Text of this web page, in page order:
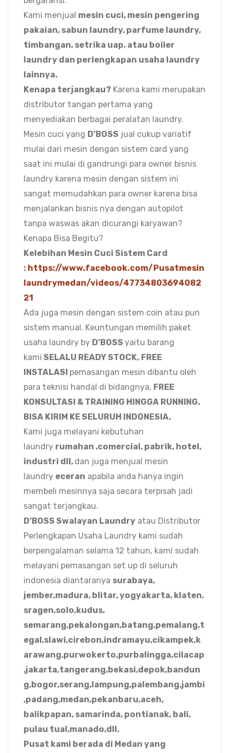
Kami menjual mesin cuci, mesin pengering
pakaian, sabun laundry, parfume laundry,
timbangan, setrika uap, atau boiler
laundry dan perlengkapan usaha laundry
lainnya.
Kenapa terjangkau? Karena kami merupakan
distributor tangan pertama yang
menyediakan berbagai peralatan laundry.
Mesin cuci yang D’BOSS jual cukup variatif
mulai dari mesin dengan sistem card yang
saat ini mulai di gandrungi para owner bisnis
laundry karena mesin dengan sistem ini
sangat memudahkan para owner karena bisa
menjalankan bisnis nya dengan autopilot
tanpa waswas akan dicurangi karyawan?
Kenapa Bisa Begitu?
Kelebihan Mesin Cuci Sistem Card
: https://www.facebook.com/Pusatmesin
laundrymedan/videos/47734803694082
21
Ada juga mesin dengan sistem coin atau pun
sistem manual. Keuntungan memilih paket
usaha laundry by D’BOSS yaitu barang
kami SELALU READY STOCK, FREE
INSTALASI pemasangan mesin dibantu oleh
para teknisi handal di bidangnya, FREE
KONSULTASI & TRAINING HINGGA RUNNING.
BISA KIRIM KE SELURUH INDONESIA.
Kami juga melayani kebutuhan
laundry rumahan ,comercial, pabrik, hotel,
industri dll, dan juga menjual mesin
laundry eceran apabila anda hanya ingin
membeli mesinnya saja secara terpisah jadi
sangat terjangkau.
D’BOSS Swalayan Laundry atau Distributor
Perlengkapan Usaha Laundry kami sudah
berpengalaman selama 12 tahun, kami sudah
melayani pemasangan set up di seluruh
indonesia diantaranya surabaya,
jember,madura, blitar, yogyakarta, klaten,
sragen,solo,kudus,
semarang,pekalongan,batang,pemalang,t
egal,slawi,cirebon,indramayu,cikampek,k
arawang,purwokerto,purbalingga,cilacap
,jakarta,tangerang,bekasi,depok,bandun
g,bogor,serang,lampung,palembang,jambi
,padang,medan,pekanbaru,aceh,
balikpapan, samarinda, pontianak, bali,
pulau tual,manado,dll.
Pusat kami berada di Medan yang